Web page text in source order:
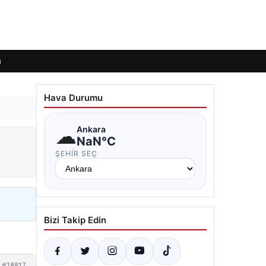
Hava Durumu
☁Ankara
NaN°C
ŞEHIR SEÇ
Bizi Takip Edin